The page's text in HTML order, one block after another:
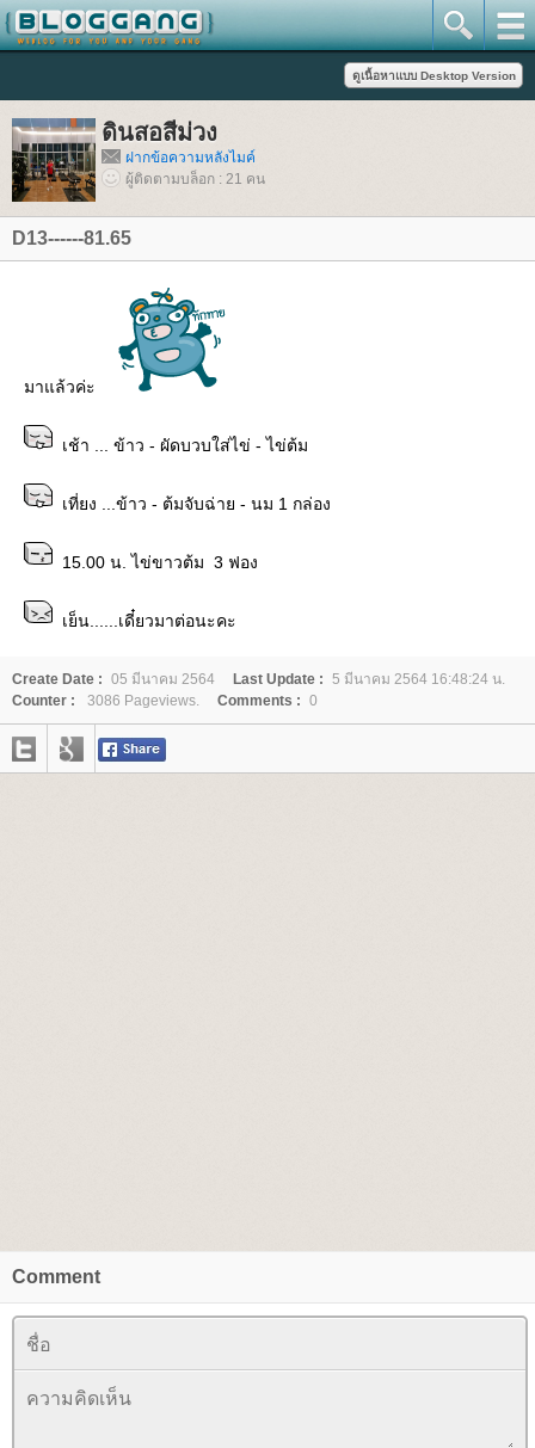
ดินสอสีม่วง
ฝากข้อความหลังไมค์
ผู้ติดตามบล็อก : 21 คน
D13------81.65
มาแล้วค่ะ
เช้า ... ข้าว - ผัดบวบใส่ไข่ - ไข่ต้ม
เที่ยง ...ข้าว - ต้มจับฉ่าย - นม 1 กล่อง
15.00 น. ไข่ขาวต้ม 3 ฟอง
เย็น......เดี๋ยวมาต่อนะคะ
Create Date : 05 มีนาคม 2564 Last Update : 5 มีนาคม 2564 16:48:24 น.
Counter :
3086 Pageviews. Comments : 0
Comment